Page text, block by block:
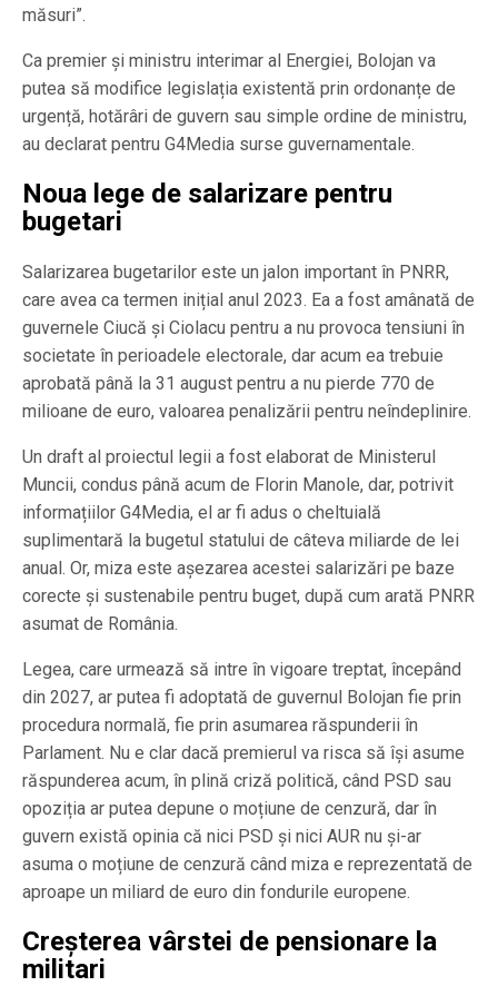
măsuri”.
Ca premier și ministru interimar al Energiei, Bolojan va
putea să modifice legislația existentă prin ordonanțe de
urgență, hotărâri de guvern sau simple ordine de ministru,
au declarat pentru G4Media surse guvernamentale.
Noua lege de salarizare pentru
bugetari
Salarizarea bugetarilor este un jalon important în PNRR,
care avea ca termen inițial anul 2023. Ea a fost amânată de
guvernele Ciucă și Ciolacu pentru a nu provoca tensiuni în
societate în perioadele electorale, dar acum ea trebuie
aprobată până la 31 august pentru a nu pierde 770 de
milioane de euro, valoarea penalizării pentru neîndeplinire.
Un draft al proiectul legii a fost elaborat de Ministerul
Muncii, condus până acum de Florin Manole, dar, potrivit
informațiilor G4Media, el ar fi adus o cheltuială
suplimentară la bugetul statului de câteva miliarde de lei
anual. Or, miza este așezarea acestei salarizări pe baze
corecte și sustenabile pentru buget, după cum arată PNRR
asumat de România.
Legea, care urmează să intre în vigoare treptat, începând
din 2027, ar putea fi adoptată de guvernul Bolojan fie prin
procedura normală, fie prin asumarea răspunderii în
Parlament. Nu e clar dacă premierul va risca să își asume
răspunderea acum, în plină criză politică, când PSD sau
opoziția ar putea depune o moțiune de cenzură, dar în
guvern există opinia că nici PSD și nici AUR nu și-ar
asuma o moțiune de cenzură când miza e reprezentată de
aproape un miliard de euro din fondurile europene.
Creșterea vârstei de pensionare la
militari